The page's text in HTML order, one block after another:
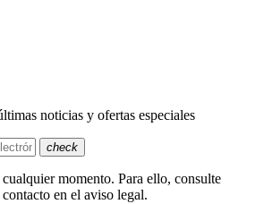
noticias y ofertas especiales
check
cualquier momento. Para ello, consulte
en el aviso legal.